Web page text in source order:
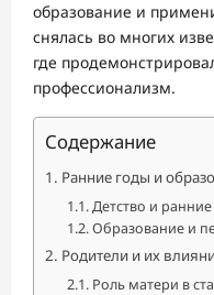
образование и
снялась во многих
где
профессионализм.
Содержание
Ранние годы и
Детство и
Образование и
Родители и их
Роль матери в